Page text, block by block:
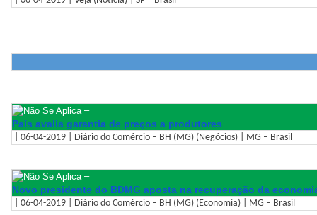
–
País avalia garantia de preços a produtores
| 06-04-2019 | Diário do Comércio – BH (MG) (Negócios) | MG – Brasil
–
Novo presidente do BDMG aposta na recuperação da
| 06-04-2019 | Diário do Comércio – BH (MG) (Economia) | MG – Brasil